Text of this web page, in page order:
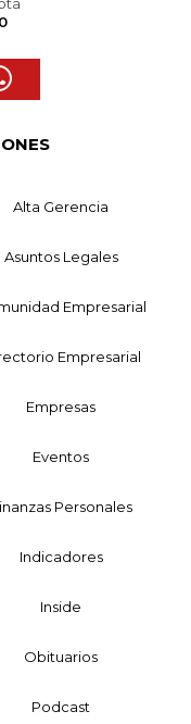
Alta Gerencia
Asuntos Legales
Empresarial
Empresarial
Empresas
Eventos
Personales
Indicadores
Inside
Obituarios
Podcast